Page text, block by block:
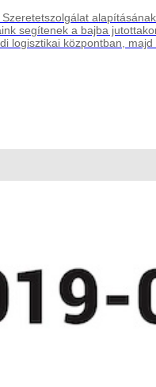
segítenek a bajba
logisztikai központban,